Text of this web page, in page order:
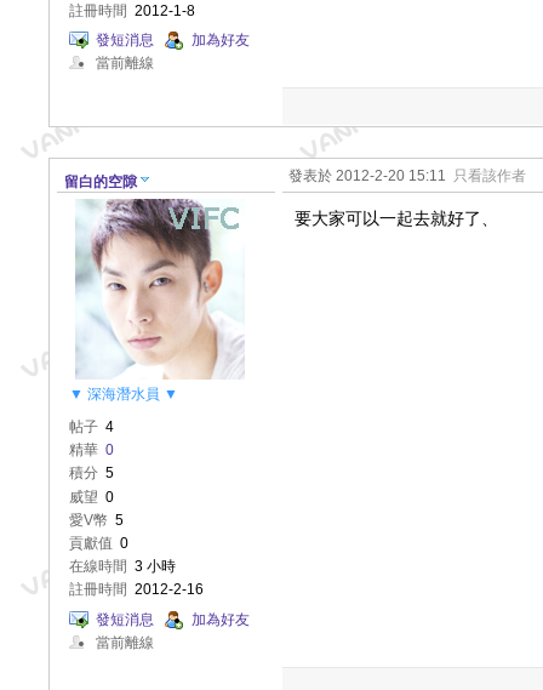
註冊時間 2012-1-8
發短消息
加為好友
當前離線
留白的空隙
▼ 深海潛水員 ▼
帖子 4
精華 0
積分 5
威望 0
愛V幣 5
貢獻值 0
在線時間 3 小時
註冊時間 2012-2-16
發短消息
加為好友
當前離線
發表於 2012-2-20 15:11 只看該作者
要大家可以一起去就好了、